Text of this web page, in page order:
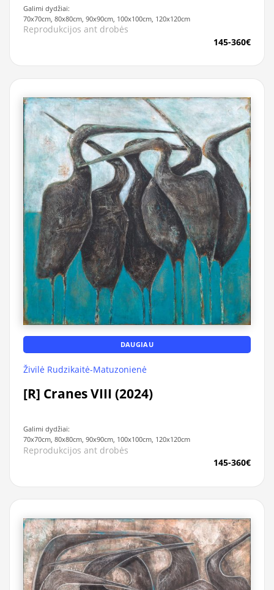
Galimi dydžiai:
70x70cm, 80x80cm, 90x90cm, 100x100cm, 120x120cm
Reprodukcijos ant drobės
145-360€
DAUGIAU
Živilė Rudzikaitė-Matuzonienė
[R] Cranes VIII (2024)
Galimi dydžiai:
70x70cm, 80x80cm, 90x90cm, 100x100cm, 120x120cm
Reprodukcijos ant drobės
145-360€